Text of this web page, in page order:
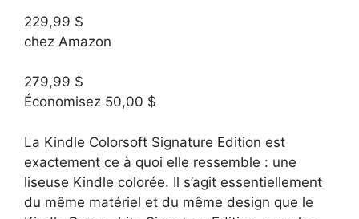
229,99 $
chez Amazon
279,99 $
Économisez 50,00 $
La Kindle Colorsoft Signature Edition est
exactement ce à quoi elle ressemble : une
liseuse Kindle colorée. Il s’agit essentiellement
du même matériel et du même design que le